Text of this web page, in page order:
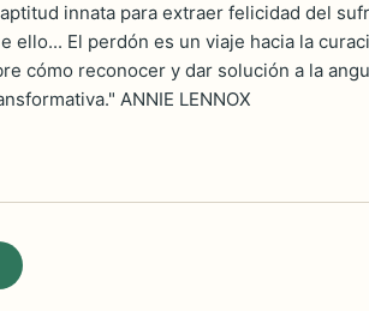
innata para extraer felicidad del
ello... El perdón es un viaje hacia la
cómo reconocer y dar solución a la
ANNIE LENNOX